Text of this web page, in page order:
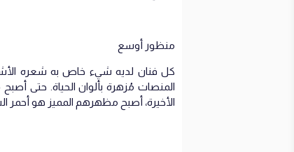
منظور أوسع
كل فنان لديه شيء خاص به شعره
المنصات مُزهرة بألوان الحياة. حتى
الأخيرة، أصبح مظهرهم المميز هو أحمر